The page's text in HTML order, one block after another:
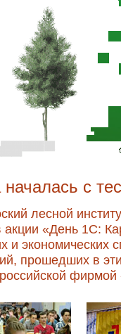
началась с
лесной
акции «День 1С:
и экономических
прошедших в